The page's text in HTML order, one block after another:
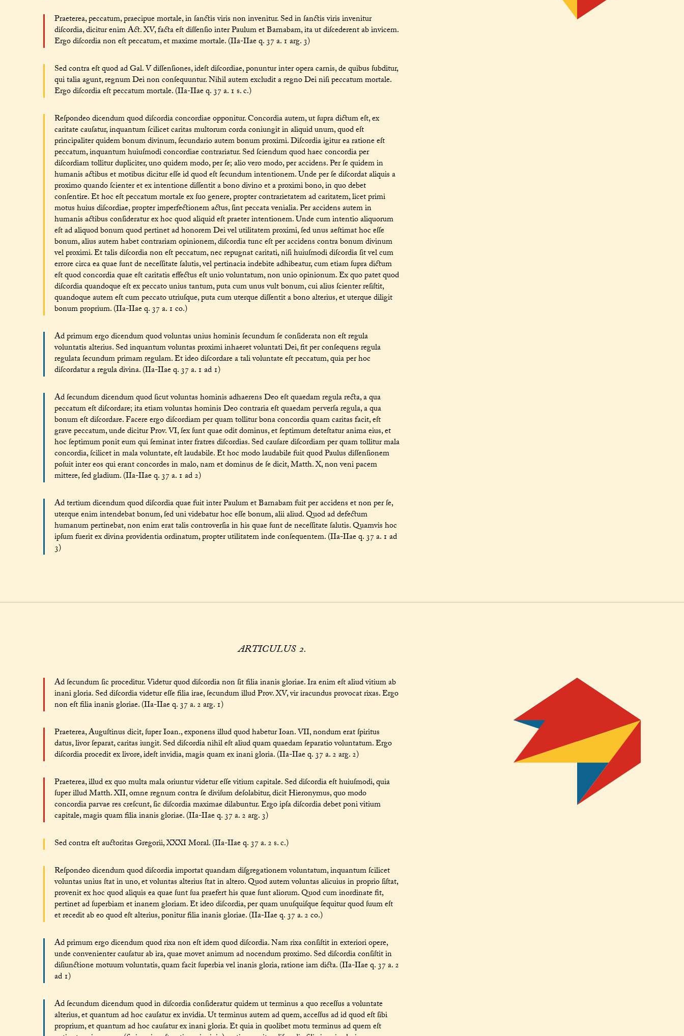
Praeterea, peccatum, praecipue mortale, in ſanctis viris non invenitur. Sed in ſanctis viris invenitur
diſcordia, dicitur enim Act. XV, facta eſt diſſenſio inter Paulum et Barnabam, ita ut diſcederent ab invicem.
Ergo diſcordia non eſt peccatum, et maxime mortale. (IIa-IIae q. 37 a. 1 arg. 3)
Sed contra eſt quod ad Gal. V diſſenſiones, ideſt diſcordiae, ponuntur inter opera carnis, de quibus ſubditur,
qui talia agunt, regnum Dei non conſequuntur. Nihil autem excludit a regno Dei niſi peccatum mortale.
Ergo diſcordia eſt peccatum mortale. (IIa-IIae q. 37 a. 1 s. c.)
Reſpondeo dicendum quod diſcordia concordiae opponitur. Concordia autem, ut ſupra dictum eſt, ex
caritate cauſatur, inquantum ſcilicet caritas multorum corda coniungit in aliquid unum, quod eſt
principaliter quidem bonum divinum, ſecundario autem bonum proximi. Diſcordia igitur ea ratione eſt
peccatum, inquantum huiuſmodi concordiae contrariatur. Sed ſciendum quod haec concordia per
diſcordiam tollitur dupliciter, uno quidem modo, per ſe; alio vero modo, per accidens. Per ſe quidem in
humanis actibus et motibus dicitur eſſe id quod eſt ſecundum intentionem. Unde per ſe diſcordat aliquis a
proximo quando ſcienter et ex intentione diſſentit a bono divino et a proximi bono, in quo debet
conſentire. Et hoc eſt peccatum mortale ex ſuo genere, propter contrarietatem ad caritatem, licet primi
motus huius diſcordiae, propter imperfectionem actus, ſint peccata venialia. Per accidens autem in
humanis actibus conſideratur ex hoc quod aliquid eſt praeter intentionem. Unde cum intentio aliquorum
eſt ad aliquod bonum quod pertinet ad honorem Dei vel utilitatem proximi, ſed unus aeſtimat hoc eſſe
bonum, alius autem habet contrariam opinionem, diſcordia tunc eſt per accidens contra bonum divinum
vel proximi. Et talis diſcordia non eſt peccatum, nec repugnat caritati, niſi huiuſmodi diſcordia ſit vel cum
errore circa ea quae ſunt de neceſſitate ſalutis, vel pertinacia indebite adhibeatur, cum etiam ſupra dictum
eſt quod concordia quae eſt caritatis effectus eſt unio voluntatum, non unio opinionum. Ex quo patet quod
diſcordia quandoque eſt ex peccato unius tantum, puta cum unus vult bonum, cui alius ſcienter reſiſtit,
quandoque autem eſt cum peccato utriuſque, puta cum uterque diſſentit a bono alterius, et uterque diligit
bonum proprium. (IIa-IIae q. 37 a. 1 co.)
Ad primum ergo dicendum quod voluntas unius hominis ſecundum ſe conſiderata non eſt regula
voluntatis alterius. Sed inquantum voluntas proximi inhaeret voluntati Dei, fit per conſequens regula
regulata ſecundum primam regulam. Et ideo diſcordare a tali voluntate eſt peccatum, quia per hoc
diſcordatur a regula divina. (IIa-IIae q. 37 a. 1 ad 1)
Ad ſecundum dicendum quod ſicut voluntas hominis adhaerens Deo eſt quaedam regula recta, a qua
peccatum eſt diſcordare; ita etiam voluntas hominis Deo contraria eſt quaedam perverſa regula, a qua
bonum eſt diſcordare. Facere ergo diſcordiam per quam tollitur bona concordia quam caritas facit, eſt
grave peccatum, unde dicitur Prov. VI, ſex ſunt quae odit dominus, et ſeptimum deteſtatur anima eius, et
hoc ſeptimum ponit eum qui ſeminat inter fratres diſcordias. Sed cauſare diſcordiam per quam tollitur mala
concordia, ſcilicet in mala voluntate, eſt laudabile. Et hoc modo laudabile fuit quod Paulus diſſenſionem
poſuit inter eos qui erant concordes in malo, nam et dominus de ſe dicit, Matth. X, non veni pacem
mittere, ſed gladium. (IIa-IIae q. 37 a. 1 ad 2)
Ad tertium dicendum quod diſcordia quae fuit inter Paulum et Barnabam fuit per accidens et non per ſe,
uterque enim intendebat bonum, ſed uni videbatur hoc eſſe bonum, alii aliud. Quod ad defectum
humanum pertinebat, non enim erat talis controverſia in his quae ſunt de neceſſitate ſalutis. Quamvis hoc
ipſum fuerit ex divina providentia ordinatum, propter utilitatem inde conſequentem. (IIa-IIae q. 37 a. 1 ad
3)
ARTICULUS 2.
Ad ſecundum ſic proceditur. Videtur quod diſcordia non ſit filia inanis gloriae. Ira enim eſt aliud vitium ab
inani gloria. Sed diſcordia videtur eſſe filia irae, ſecundum illud Prov. XV, vir iracundus provocat rixas. Ergo
non eſt filia inanis gloriae. (IIa-IIae q. 37 a. 2 arg. 1)
Praeterea, Auguſtinus dicit, ſuper Ioan., exponens illud quod habetur Ioan. VII, nondum erat ſpiritus
datus, livor ſeparat, caritas iungit. Sed diſcordia nihil eſt aliud quam quaedam ſeparatio voluntatum. Ergo
diſcordia procedit ex livore, ideſt invidia, magis quam ex inani gloria. (IIa-IIae q. 37 a. 2 arg. 2)
Praeterea, illud ex quo multa mala oriuntur videtur eſſe vitium capitale. Sed diſcordia eſt huiuſmodi, quia
ſuper illud Matth. XII, omne regnum contra ſe diviſum deſolabitur, dicit Hieronymus, quo modo
concordia parvae res creſcunt, ſic diſcordia maximae dilabuntur. Ergo ipſa diſcordia debet poni vitium
capitale, magis quam filia inanis gloriae. (IIa-IIae q. 37 a. 2 arg. 3)
Sed contra eſt auctoritas Gregorii, XXXI Moral. (IIa-IIae q. 37 a. 2 s. c.)
Reſpondeo dicendum quod diſcordia importat quandam diſgregationem voluntatum, inquantum ſcilicet
voluntas unius ſtat in uno, et voluntas alterius ſtat in altero. Quod autem voluntas alicuius in proprio ſiſtat,
provenit ex hoc quod aliquis ea quae ſunt ſua praefert his quae ſunt aliorum. Quod cum inordinate fit,
pertinet ad ſuperbiam et inanem gloriam. Et ideo diſcordia, per quam unuſquiſque ſequitur quod ſuum eſt
et recedit ab eo quod eſt alterius, ponitur filia inanis gloriae. (IIa-IIae q. 37 a. 2 co.)
Ad primum ergo dicendum quod rixa non eſt idem quod diſcordia. Nam rixa conſiſtit in exteriori opere,
unde convenienter cauſatur ab ira, quae movet animum ad nocendum proximo. Sed diſcordia conſiſtit in
diſiunctione motuum voluntatis, quam facit ſuperbia vel inanis gloria, ratione iam dicta. (IIa-IIae q. 37 a. 2
ad 1)
Ad ſecundum dicendum quod in diſcordia conſideratur quidem ut terminus a quo receſſus a voluntate
alterius, et quantum ad hoc cauſatur ex invidia. Ut terminus autem ad quem, acceſſus ad id quod eſt ſibi
proprium, et quantum ad hoc cauſatur ex inani gloria. Et quia in quolibet motu terminus ad quem eſt